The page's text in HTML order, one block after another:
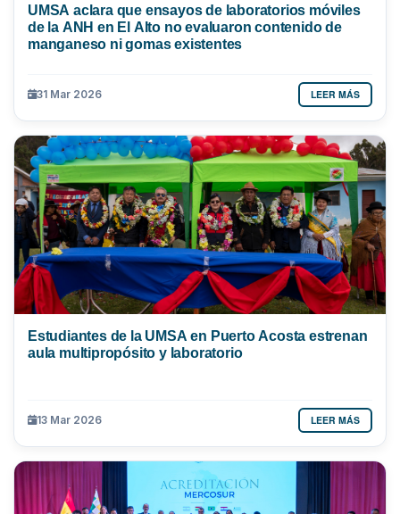
UMSA aclara que ensayos de laboratorios móviles
de la ANH en El Alto no evaluaron contenido de
manganeso ni gomas existentes
31 Mar 2026 LEER MÁS
Estudiantes de la UMSA en Puerto Acosta estrenan
aula multipropósito y laboratorio
13 Mar 2026 LEER MÁS